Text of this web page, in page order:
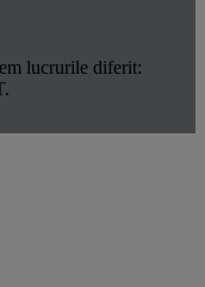
lucrurile diferit: